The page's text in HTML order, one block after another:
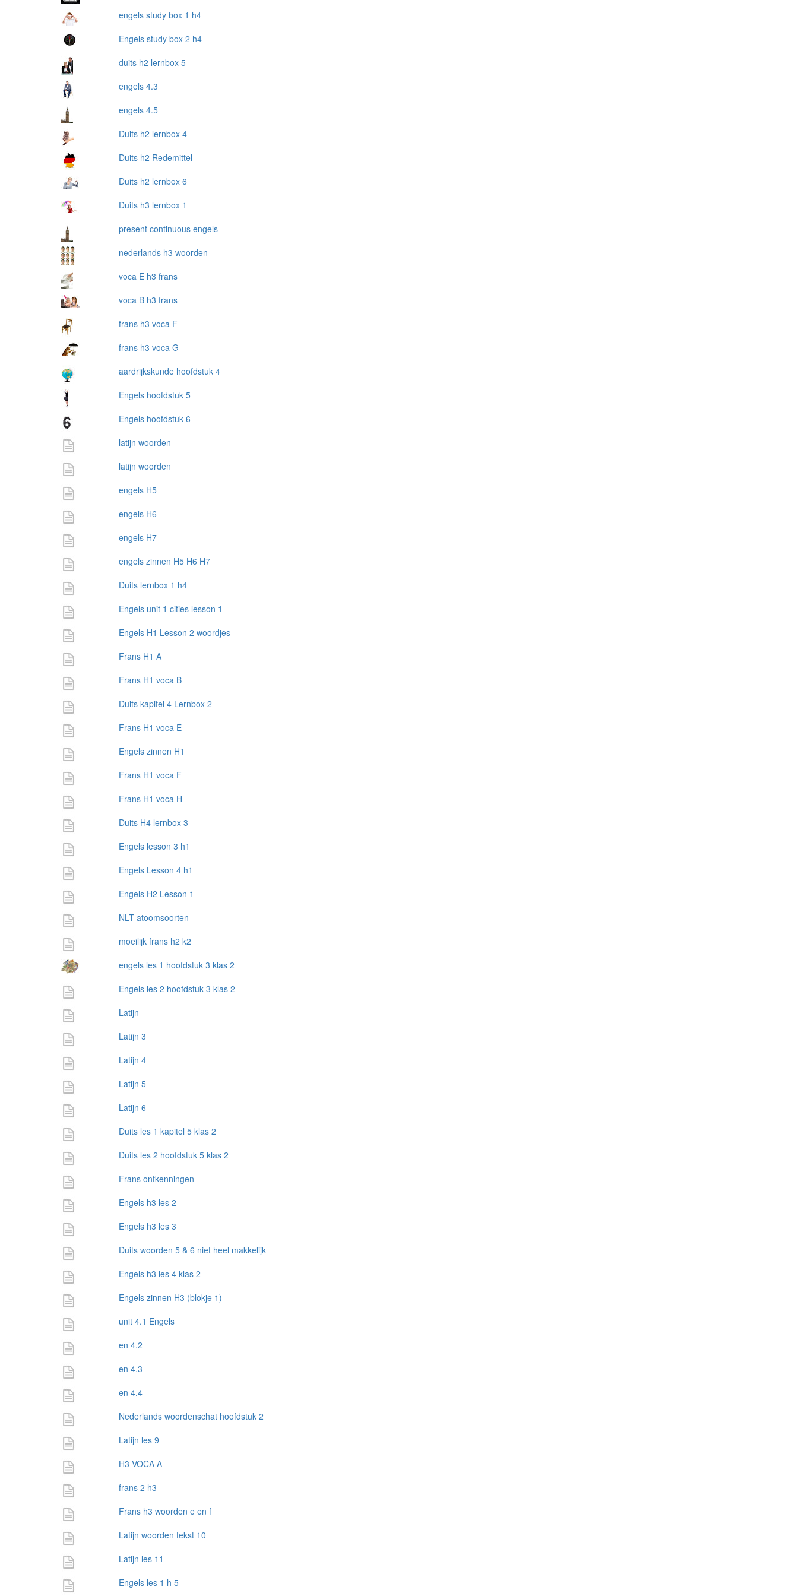
engels study box 1 h4
Engels study box 2 h4
duits h2 lernbox 5
engels 4.3
engels 4.5
Duits h2 lernbox 4
Duits h2 Redemittel
Duits h2 lernbox 6
Duits h3 lernbox 1
present continuous engels
nederlands h3 woorden
voca E h3 frans
voca B h3 frans
frans h3 voca F
frans h3 voca G
aardrijkskunde hoofdstuk 4
Engels hoofdstuk 5
Engels hoofdstuk 6
latijn woorden
latijn woorden
engels H5
engels H6
engels H7
engels zinnen H5 H6 H7
Duits lernbox 1 h4
Engels unit 1 cities lesson 1
Engels H1 Lesson 2 woordjes
Frans H1 A
Frans H1 voca B
Duits kapitel 4 Lernbox 2
Frans H1 voca E
Engels zinnen H1
Frans H1 voca F
Frans H1 voca H
Duits H4 lernbox 3
Engels lesson 3 h1
Engels Lesson 4 h1
Engels H2 Lesson 1
NLT atoomsoorten
moeilijk frans h2 k2
engels les 1 hoofdstuk 3 klas 2
Engels les 2 hoofdstuk 3 klas 2
Latijn
Latijn 3
Latijn 4
Latijn 5
Latijn 6
Duits les 1 kapitel 5 klas 2
Duits les 2 hoofdstuk 5 klas 2
Frans ontkenningen
Engels h3 les 2
Engels h3 les 3
Duits woorden 5 & 6 niet heel makkelijk
Engels h3 les 4 klas 2
Engels zinnen H3 (blokje 1)
unit 4.1 Engels
en 4.2
en 4.3
en 4.4
Nederlands woordenschat hoofdstuk 2
Latijn les 9
H3 VOCA A
frans 2 h3
Frans h3 woorden e en f
Latijn woorden tekst 10
Latijn les 11
Engels les 1 h 5